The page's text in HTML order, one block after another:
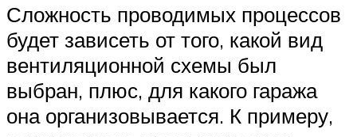
Сложность проводимых процессов
будет зависеть от того, какой вид
вентиляционной схемы был
выбран, плюс, для какого гаража
она организовывается. К примеру,